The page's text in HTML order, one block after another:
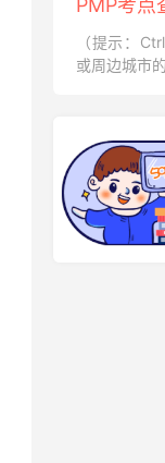
PMP考点
（提示：
或周边城市